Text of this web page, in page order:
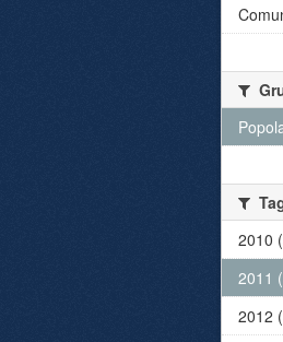
2010
2011
2012